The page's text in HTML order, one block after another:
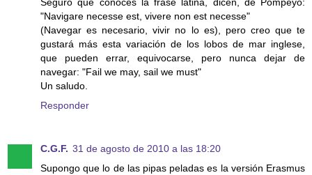
"Navigare necesse est, vivere non est necesse"
(Navegar es necesario, vivir no lo es), pero creo que te
gustará más esta variación de los lobos de mar inglese,
que pueden errar, equivocarse, pero nunca dejar de
navegar: "Fail we may, sail we must"
Un saludo.
Responder
C.G.F. 31 de agosto de 2010 a las 18:20
Supongo que lo de las pipas peladas es la versión Erasmus